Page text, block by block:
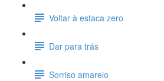
Voltar à estaca zero
Dar para trás
Sorriso amarelo